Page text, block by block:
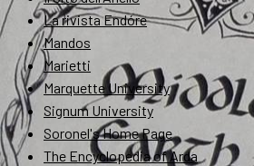
La rivista Endóre
Mandos
Marietti
Marquette University
Signum University
Soronel's Home Page
The Encyclopedia of Arda